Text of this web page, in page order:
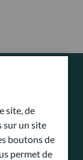
site, de
sur un site
boutons de
permet de